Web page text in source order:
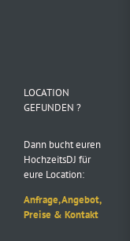
LOCATION
GEFUNDEN ?
Dann bucht euren
HochzeitsDJ für
eure Location:
Anfrage, Angebot,
Preise & Kontakt